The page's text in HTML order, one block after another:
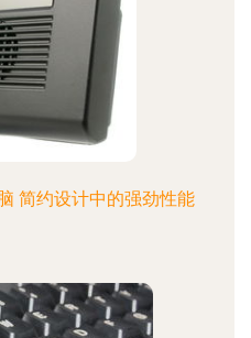
简约设计中的强劲性能